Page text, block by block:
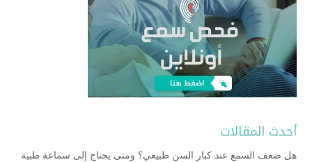
أحدث المقالات
هل ضعف السمع عند كبار السن طبيعي؟ ومتى يحتاج إلى سماعة طبية